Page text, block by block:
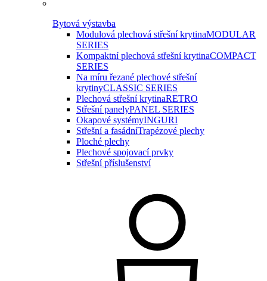
Bytová výstavba
Modulová plechová střešní krytinaMODULAR
SERIES
Kompaktní plechová střešní krytinaCOMPACT
SERIES
Na míru řezané plechové střešní
krytinyCLASSIC SERIES
Plechová střešní krytinaRETRO
Střešní panelyPANEL SERIES
Okapové systémyINGURI
Střešní a fasádníTrapézové plechy
Ploché plechy
Plechové spojovací prvky
Střešní příslušenství